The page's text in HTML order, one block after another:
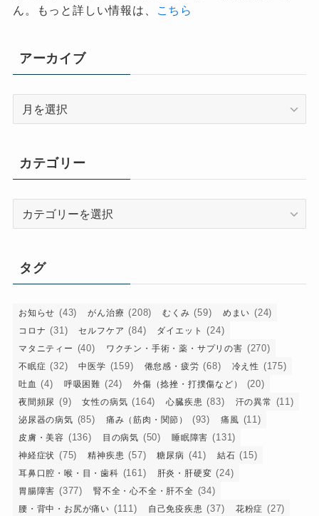
ん。もっと詳しい情報は、
こちら
アーカイブ
ブ
カテゴリー
ー
タグ
お知らせ (43) がん治療 (208) むくみ (59) めまい (24)
コロナ (31) セルフケア (84) ダイエット (24)
マタニティー (40) ワクチン・手術・薬・サプリの害 (270)
不眠症 (32) 中医学 (159) 倦怠感・疲労 (68) 冷え性 (175)
吐血 (4) 呼吸困難 (24) 外傷（捻挫・打撲傷など） (20)
夜間頻尿 (9) 女性の病気 (164) 心臓疾患 (83) 汗の異常 (11)
泌尿器の病気 (85) 痛み（筋肉・関節） (93) 痛風 (11)
皮膚・美容 (136) 目の病気 (50) 睡眠障害 (131)
神経症状 (75) 精神疾患 (57) 糖尿病 (41) 結石 (15)
耳鼻口腔・喉・目・歯科 (161) 肝炎・肝硬変 (24)
胃腸障害 (377) 腎不全・心不全・肝不全 (34)
腰・背中・お尻が痛い (111) 自己免疫疾患 (37) 花粉症 (27)